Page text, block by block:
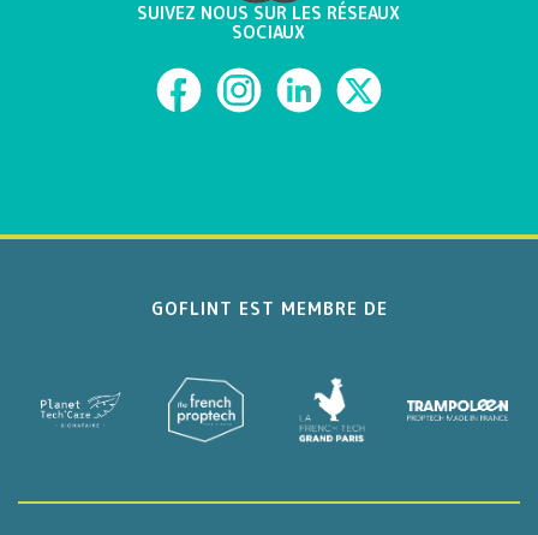
SUIVEZ NOUS SUR LES RÉSEAUX
SOCIAUX
GOFLINT EST MEMBRE DE